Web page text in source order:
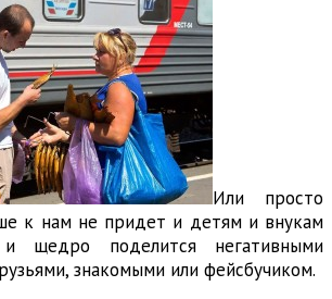
Или просто
к нам не придет и детям и внукам
и щедро поделится негативными
знакомыми или фейсбучиком.